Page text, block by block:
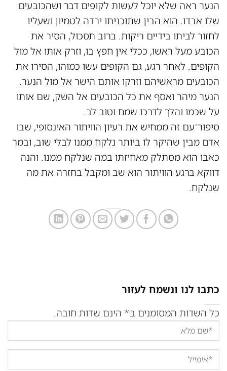
הנער ראה שלא יוכל לעשות לקופים דבר ושהכובעים
שלו אבדו. הוא הבין שתוכניתו ירדה לטמיון ושעליו
לחזור לביתו בידיים ריקות. ברוב תסכול, הסיר את
הכובע מעל ראשו, ככלי אין חפץ בו, וזרק אותו אל מול
הקופים. לאחר רגע, גם הקופים עשו כמוהו, הסירו את
הכובעים מראשיהם וזרקו אותם הישר אל מול הנער.
הנער מיהר ואסף את כל הכובעים אל השק, שם אותו
על שכמו והלך לדרכו שמח וטוב לב.
סיפור־עם זה ממחיש את רעיון הוויתור האינסופי, שבו
אדם מבין שהיקר לו ביותר נלקח ממנו לבלי שוב, ובמר
כאבו הוא מסתלק מאחיזתו במה שנלקח ממנו. והנה
דווקא ברגע הוויתור הוא שב ומקבל בחזרה את מה
שנלקח.
כתבו לנו ונשמח לעזור
כל השדות המסומנים ב* הינם שדות חובה.